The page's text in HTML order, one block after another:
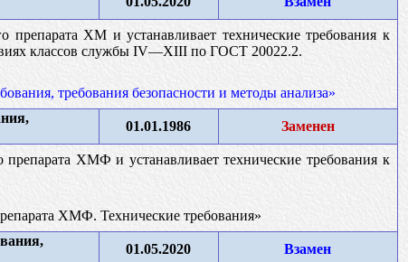
препарата ХМ и устанавливает технические требования к
классов службы IV—XIII по ГОСТ 20022.2.
требования безопасности и методы анализа»
01.01.1986 Заменен
препарата ХМФ и устанавливает технические требования к
ХМФ. Технические требования»
01.05.2020 Взамен